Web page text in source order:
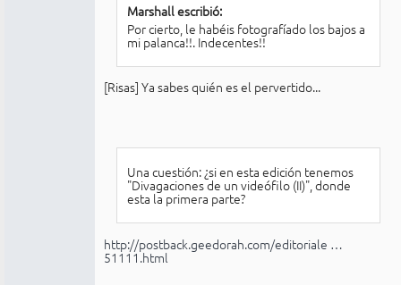
Marshall escribió:
Por cierto, le habéis fotografíado los bajos a
mi palanca!!. Indecentes!!
[Risas] Ya sabes quién es el pervertido...
Una cuestión: ¿si en esta edición tenemos
"Divagaciones de un videófilo (II)", donde
esta la primera parte?
http://postback.geedorah.com/editoriale …
51111.html